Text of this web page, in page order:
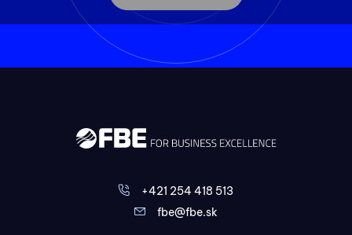
+421 254 418 513
fbe@fbe.sk